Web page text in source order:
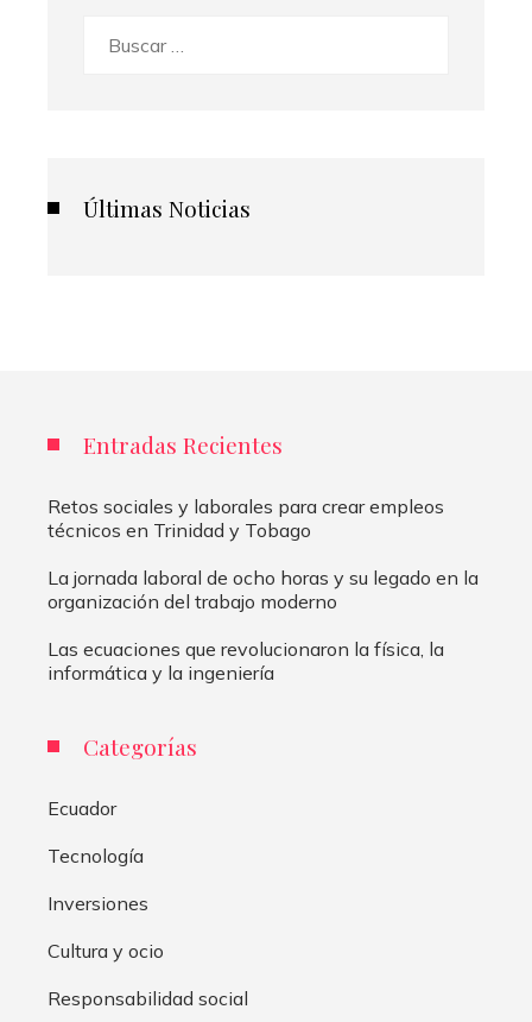
Últimas Noticias
Entradas Recientes
Retos sociales y laborales para crear empleos
técnicos en Trinidad y Tobago
La jornada laboral de ocho horas y su legado en la
organización del trabajo moderno
Las ecuaciones que revolucionaron la física, la
informática y la ingeniería
Categorías
Ecuador
Tecnología
Inversiones
Cultura y ocio
Responsabilidad social